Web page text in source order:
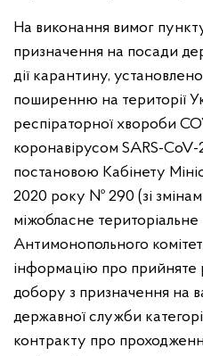
На виконання вимог
призначення на посади
дії карантину,
поширенню на території
респіраторної хвороби
коронавірусом SARS-
постановою Кабінету
2020 року № 290 (зі
міжобласне територіальне
Антимонопольного
інформацію про прийняте
добору з призначення на
державної служби
контракту про